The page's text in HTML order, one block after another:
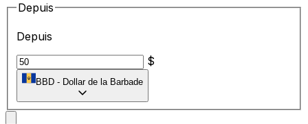
Depuis
Depuis
$
BBD - Dollar de la Barbade